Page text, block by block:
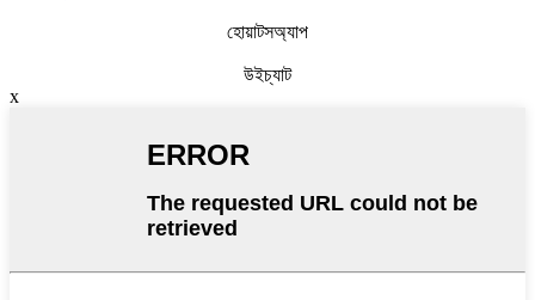
হোয়াটসঅ্যাপ
উইচ্যাট
x